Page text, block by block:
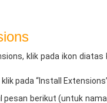
klik pada ikon
pada “Install
berikut (untuk